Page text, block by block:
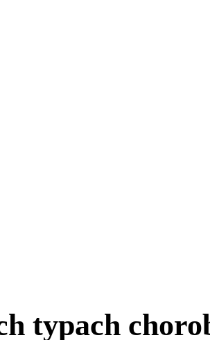
typach